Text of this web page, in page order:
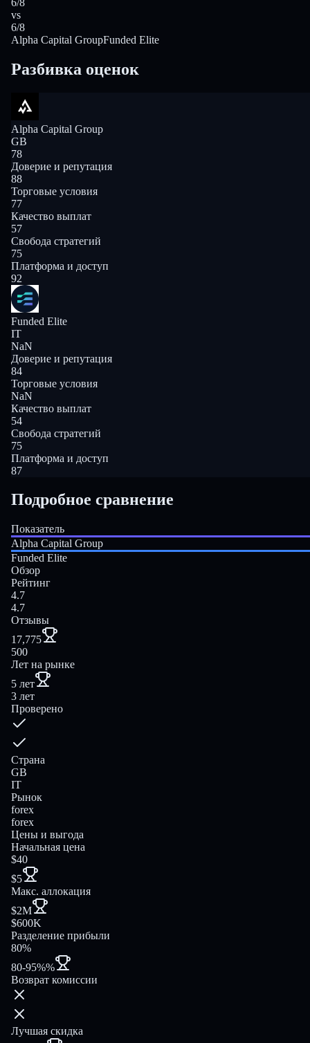
vs
6/8
Alpha Capital GroupFunded Elite
Разбивка оценок
Alpha Capital Group
GB
78
Доверие и репутация
88
Торговые условия
77
Качество выплат
57
Свобода стратегий
75
Платформа и доступ
92
Funded Elite
IT
NaN
Доверие и репутация
84
Торговые условия
NaN
Качество выплат
54
Свобода стратегий
75
Платформа и доступ
87
Подробное сравнение
Показатель
Alpha Capital Group
Funded Elite
Обзор
Рейтинг
4.7
4.7
Отзывы
17,775
500
Лет на рынке
5 лет
3 лет
Проверено
Страна
GB
IT
Рынок
forex
forex
Цены и выгода
Начальная цена
$40
$5
Макс. аллокация
$2M
$600K
Разделение прибыли
80%
80-95%%
Возврат комиссии
Лучшая скидка